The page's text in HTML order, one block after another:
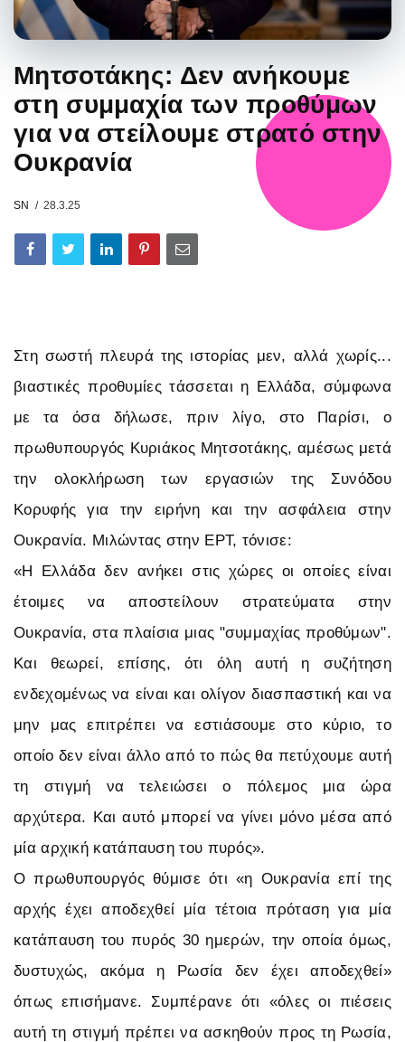
Μητσοτάκης: Δεν ανήκουμε
στη συμμαχία των προθύμων
για να στείλουμε στρατό στην
Ουκρανία
SN 28.3.25
Στη σωστή πλευρά της ιστορίας μεν, αλλά χωρίς...
βιαστικές προθυμίες τάσσεται η Ελλάδα, σύμφωνα
με τα όσα δήλωσε, πριν λίγο, στο Παρίσι, ο
πρωθυπουργός Κυριάκος Μητσοτάκης, αμέσως μετά
την ολοκλήρωση των εργασιών της Συνόδου
Κορυφής για την ειρήνη και την ασφάλεια στην
Ουκρανία. Μιλώντας στην ΕΡΤ, τόνισε:
«Η Ελλάδα δεν ανήκει στις χώρες οι οποίες είναι
έτοιμες να αποστείλουν στρατεύματα στην
Ουκρανία, στα πλαίσια μιας "συμμαχίας προθύμων".
Και θεωρεί, επίσης, ότι όλη αυτή η συζήτηση
ενδεχομένως να είναι και ολίγον διασπαστική και να
μην μας επιτρέπει να εστιάσουμε στο κύριο, το
οποίο δεν είναι άλλο από το πώς θα πετύχουμε αυτή
τη στιγμή να τελειώσει ο πόλεμος μια ώρα
αρχύτερα. Και αυτό μπορεί να γίνει μόνο μέσα από
μία αρχική κατάπαυση του πυρός».
Ο πρωθυπουργός θύμισε ότι «η Ουκρανία επί της
αρχής έχει αποδεχθεί μία τέτοια πρόταση για μία
κατάπαυση του πυρός 30 ημερών, την οποία όμως,
δυστυχώς, ακόμα η Ρωσία δεν έχει αποδεχθεί»
όπως επισήμανε. Συμπέρανε ότι «όλες οι πιέσεις
αυτή τη στιγμή πρέπει να ασκηθούν προς τη Ρωσία,